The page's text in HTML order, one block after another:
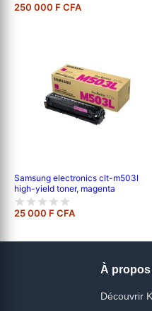
250 000 F CFA
Samsung electronics clt-m503l
high-yield toner, magenta
25 000 F CFA
À
Découvrir